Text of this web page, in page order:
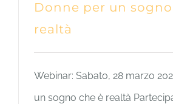
Donne per un
realtà
Webinar: Sabato, 28 marzo
un sogno che è realtà